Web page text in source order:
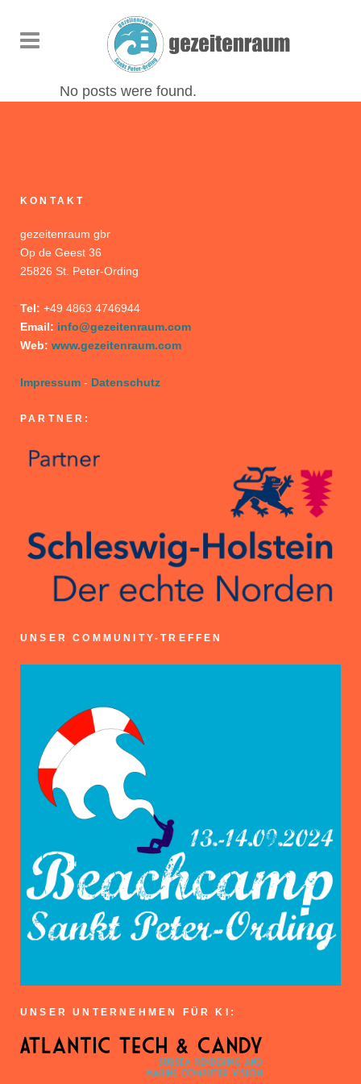
No posts were found.
KONTAKT
gezeitenraum gbr
Op de Geest 36
25826 St. Peter-Ording
Tel: +49 4863 4746944
Email: info@gezeitenraum.com
Web: www.gezeitenraum.com
Impressum - Datenschutz
PARTNER:
UNSER COMMUNITY-TREFFEN
UNSER UNTERNEHMEN FÜR KI: